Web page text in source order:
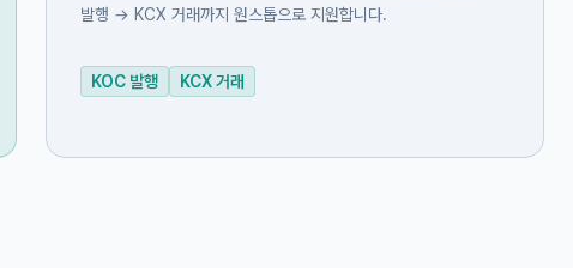
발행 → KCX 거래까지 원스톱으로 지원합니다.
KOC 발행 KCX 거래